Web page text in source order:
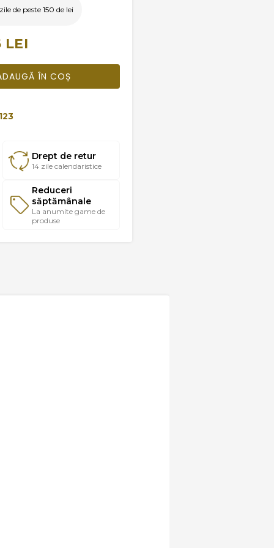
de peste 150 de lei
LEI
ÎN COȘ
Drept de retur
14 zile calendaristice
Reduceri
săptămânale
La anumite game de
produse